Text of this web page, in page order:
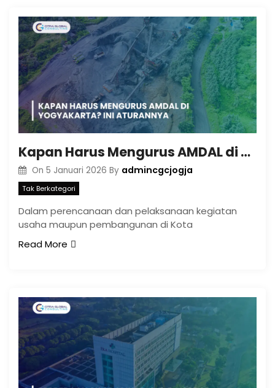
Kapan Harus Mengurus AMDAL di Yogyakarta? Ini Aturannya
On 5 Januari 2026 By admincgcjogja
Tak Berkategori
Dalam perencanaan dan pelaksanaan kegiatan
usaha maupun pembangunan di Kota
Read More